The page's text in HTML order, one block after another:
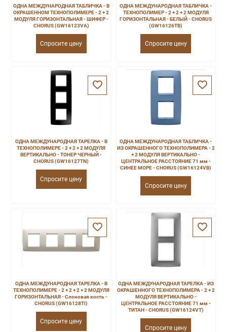
ОДНА МЕЖДУНАРОДНАЯ ТАБЛИЧКА - В
ОКРАШЕННОМ ТЕХНОПОЛИМЕРЕ - 2 + 2
МОДУЛЯ ГОРИЗОНТАЛЬНАЯ - ШИФЕР -
CHORUS (GW16123VA)
Спросите цену
ОДНА МЕЖДУНАРОДНАЯ ТАБЛИЧКА -
ТЕХНОПОЛИМЕР - 2 + 2 + 2 МОДУЛЯ
ГОРИЗОНТАЛЬНАЯ - БЕЛЫЙ - CHORUS
(GW16126TB)
Спросите цену
ОДНА МЕЖДУНАРОДНАЯ ТАРЕЛКА - В
ТЕХНОПОЛИМЕРЕ - 2 + 2 + 2 МОДУЛЯ
ВЕРТИКАЛЬНО - ТОНЕР ЧЕРНЫЙ -
CHORUS (GW16127TN)
Спросите цену
ОДНА МЕЖДУНАРОДНАЯ ТАБЛИЧКА -
ИЗ ОКРАШЕННОГО ТЕХНОПОЛИМЕРА - 2
+ 2 МОДУЛЯ ВЕРТИКАЛЬНО -
ЦЕНТРАЛЬНОЕ РАССТОЯНИЕ 71 мм -
СИНЕЕ МОРЕ - CHORUS (GW16124VB)
Спросите цену
ОДНА МЕЖДУНАРОДНАЯ ТАРЕЛКА - В
ТЕХНОПОЛИМЕРЕ - 2 + 2 + 2 + 2 МОДУЛЯ
ГОРИЗОНТАЛЬНАЯ - Слоновая кость -
CHORUS (GW16128TI)
Спросите цену
ОДНА МЕЖДУНАРОДНАЯ ТАРЕЛКА - ИЗ
ОКРАШЕННОГО ТЕХНОПОЛИМЕРА - 2 + 2
МОДУЛЯ ВЕРТИКАЛЬНО -
ЦЕНТРАЛЬНОЕ РАССТОЯНИЕ 71 мм -
ТИТАН - CHORUS (GW16124VT)
Спросите цену